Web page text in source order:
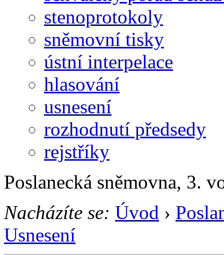
stenoprotokoly
sněmovní tisky
ústní interpelace
hlasování
usnesení
rozhodnutí předsedy
rejstříky
Poslanecká sněmovna, 3.
Nacházíte se: Úvod ›
Usnesení